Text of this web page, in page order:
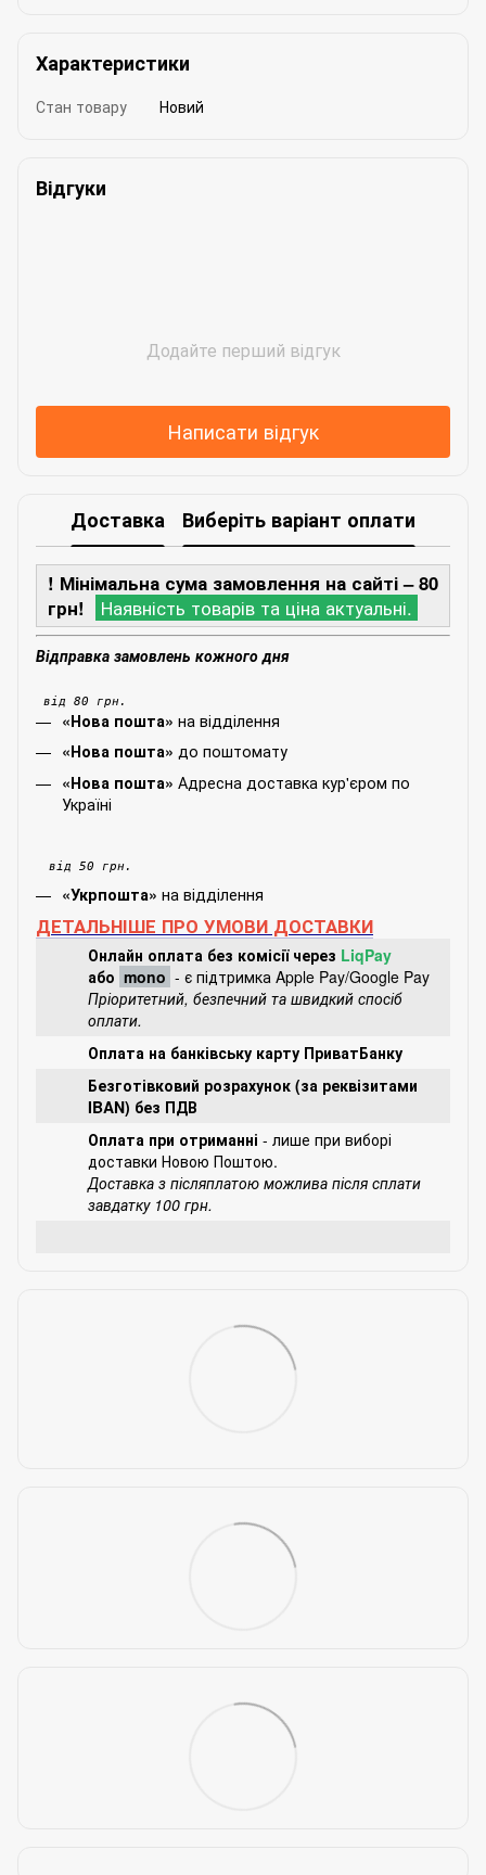
Характеристики
Стан товару Новий
Відгуки
Додайте перший відгук
Написати відгук
Доставка Виберіть варіант оплати
! Мінімальна сума замовлення на сайті – 80
грн!
Наявність товарів та ціна актуальні.
Відправка замовлень кожного дня
від 80 грн.
«Нова пошта» на відділення
«Нова пошта» до поштомату
«Нова пошта» Адресна доставка кур'єром по
Україні
від 50 грн.
«Укрпошта» на відділення
ДЕТАЛЬНІШЕ ПРО УМОВИ ДОСТАВКИ
Онлайн оплата без комісії через LiqPay
або mono - є підтримка Apple Pay/Google Pay
Пріоритетний, безпечний та швидкий спосіб
оплати.
Оплата на банківську карту ПриватБанку
Безготівковий розрахунок (за реквізитами
IBAN) без ПДВ
Оплата при отриманні - лише при виборі
доставки Новою Поштою.
Доставка з післяплатою можлива після сплати
завдатку 100 грн.